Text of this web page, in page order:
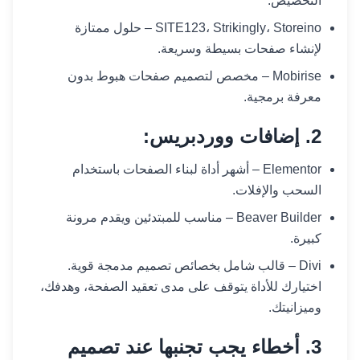
SITE123، Strikingly، Storeino – حلول ممتازة
لإنشاء صفحات بسيطة وسريعة.
Mobirise – مخصص لتصميم صفحات هبوط بدون
معرفة برمجية.
2. إضافات ووردبريس:
Elementor – أشهر أداة لبناء الصفحات باستخدام
السحب والإفلات.
Beaver Builder – مناسب للمبتدئين ويقدم مرونة
كبيرة.
Divi – قالب شامل بخصائص تصميم مدمجة قوية.
اختيارك للأداة يتوقف على مدى تعقيد الصفحة، وهدفك،
وميزانيتك.
3. أخطاء يجب تجنبها عند تصميم